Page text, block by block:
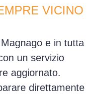
VICINO
e in tutta
un servizio
aggiornato.
direttamente